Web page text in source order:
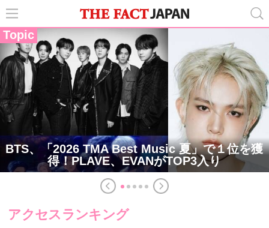
Topic
BTS、「2026 TMA Best Music 夏」で１位を獲
得！PLAVE、EVANがTOP3入り
アクセスランキング